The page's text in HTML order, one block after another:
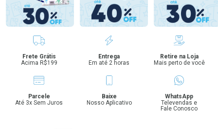
Benefícios
Frete Grátis
Acima R$199
Entrega
Em até 2 horas
Retire na Loja
Mais perto de você
Parcele
Até 3x Sem Juros
Baixe
Nosso Aplicativo
WhatsApp
Televendas e
Fale Conosco